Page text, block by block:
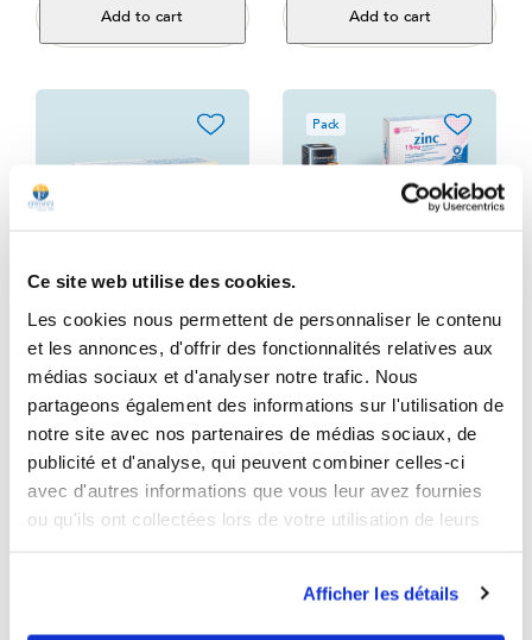
Ce site web utilise des cookies.
Les cookies nous permettent de personnaliser le contenu
et les annonces, d'offrir des fonctionnalités relatives aux
médias sociaux et d'analyser notre trafic. Nous
partageons également des informations sur l'utilisation de
notre site avec nos partenaires de médias sociaux, de
publicité et d'analyse, qui peuvent combiner celles-ci
avec d'autres informations que vous leur avez fournies
ou qu'ils ont collectées lors de votre utilisation de leurs
Afficher les détails
Add to cart Add to cart
favorite_border
Magnésium marin
Evolution
4.7 / 5- 957avis
Nervous system
Box for 1 month
€17.00
Pack favorite_border
Testostérone &
Libido
1 x Zinc
1 x Vitamine D3 Fluide
1 x Magnésium marin
Evolution
Price
€41.00
Regular price
€50.50 -€9.50